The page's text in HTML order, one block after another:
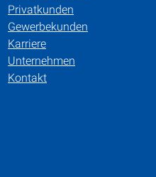
Privatkunden
Gewerbekunden
Karriere
Unternehmen
Kontakt